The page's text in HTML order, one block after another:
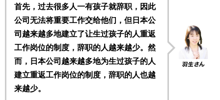
首先，过去很多人一有孩子就辞职，因此
公司无法将重要工作交给他们，但日本公
司越来越多地建立了让生过孩子的人重返
工作岗位的制度，辞职的人越来越少。然
而，日本公司越来越多地为生过孩子的人
建立重返工作岗位的制度，辞职的人也越
来越少。